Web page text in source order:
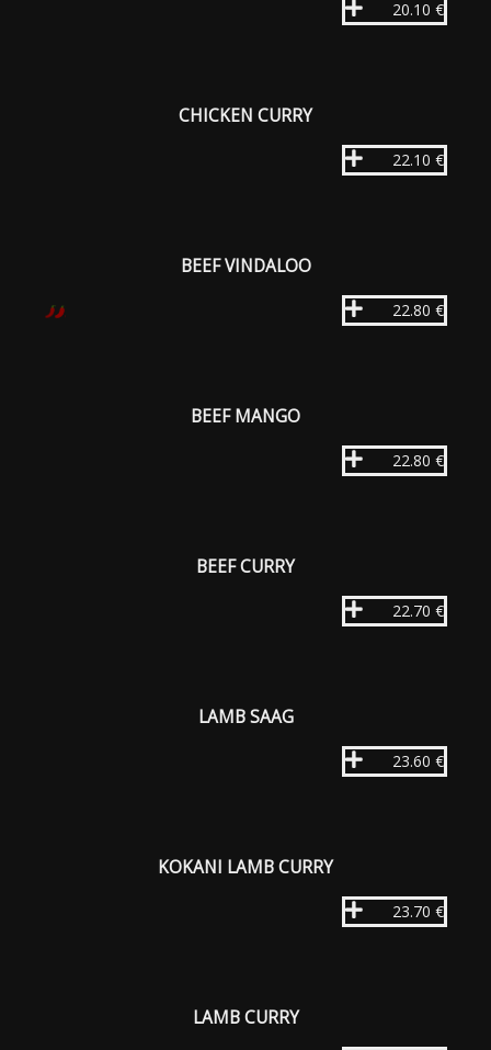
20.10 €
CHICKEN CURRY
22.10 €
BEEF VINDALOO
22.80 €
BEEF MANGO
22.80 €
BEEF CURRY
22.70 €
LAMB SAAG
23.60 €
KOKANI LAMB CURRY
23.70 €
LAMB CURRY